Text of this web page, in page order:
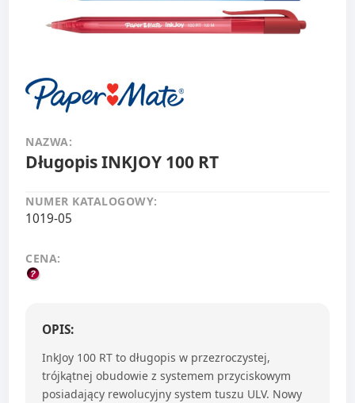
NAZWA:
Długopis INKJOY 100 RT
NUMER KATALOGOWY:
1019-05
CENA:
OPIS:
InkJoy 100 RT to długopis w przezroczystej,
trójkątnej obudowie z systemem przyciskowym
posiadający rewolucyjny system tuszu ULV. Nowy